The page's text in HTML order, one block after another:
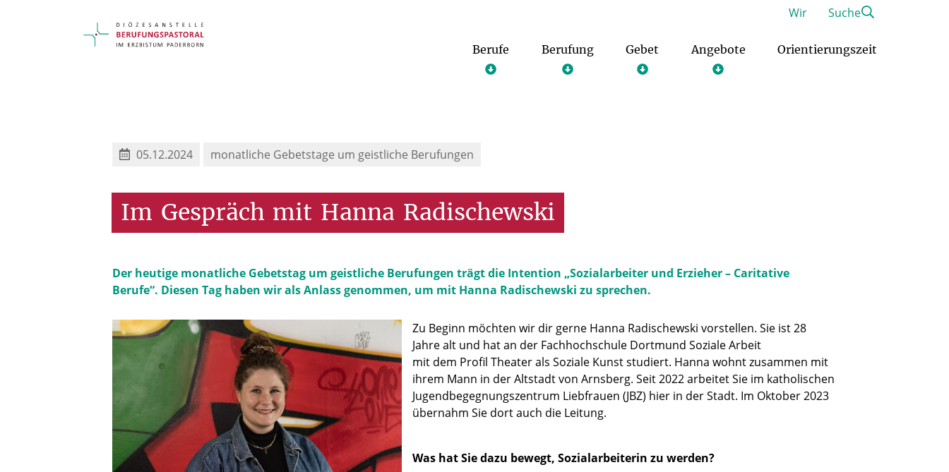
Berufe Berufung Gebet Angebote Orientierungszeit
Wir Suche
05.12.2024 monatliche Gebetstage um geistliche Berufungen
Im Gespräch mit Hanna Radischewski
Der heutige monatliche Gebetstag um geistliche Berufungen trägt die Intention „Sozialarbeiter und Erzieher – Caritative
Berufe“. Diesen Tag haben wir als Anlass genommen, um mit Hanna Radischewski zu sprechen.
Zu Beginn möchten wir dir gerne Hanna Radischewski vorstellen. Sie ist 28
Jahre alt und hat an der Fachhochschule Dortmund Soziale Arbeit
mit dem Profil Theater als Soziale Kunst studiert. Hanna wohnt zusammen mit
ihrem Mann in der Altstadt von Arnsberg. Seit 2022 arbeitet Sie im katholischen
Jugendbegegnungszentrum Liebfrauen (JBZ) hier in der Stadt. Im Oktober 2023
übernahm Sie dort auch die Leitung.
Was hat Sie dazu bewegt, Sozialarbeiterin zu werden?